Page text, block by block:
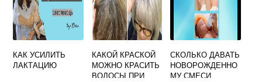
КАК УСИЛИТЬ
ЛАКТАЦИЮ
КАКОЙ КРАСКОЙ
МОЖНО КРАСИТЬ
ВОЛОСЫ ПРИ
СКОЛЬКО ДАВАТЬ
НОВОРОЖДЕННО
МУ СМЕСИ